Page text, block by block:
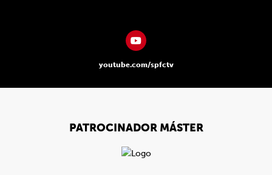
youtube.com/spfctv
PATROCINADOR MÁSTER